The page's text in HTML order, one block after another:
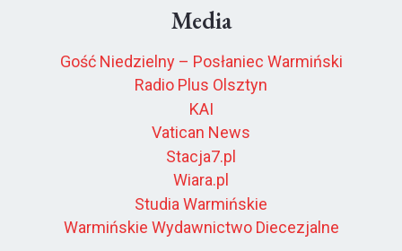
Media
Gość Niedzielny – Posłaniec Warmiński
Radio Plus Olsztyn
KAI
Vatican News
Stacja7.pl
Wiara.pl
Studia Warmińskie
Warmińskie Wydawnictwo Diecezjalne